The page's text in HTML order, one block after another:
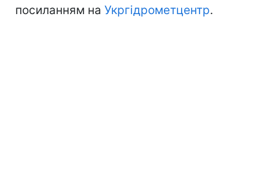
посиланням на Укргідрометцентр.